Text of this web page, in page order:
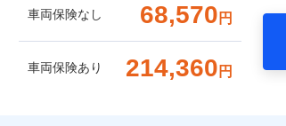
車両保険なし 68,570 円
車両保険あり 214,360 円